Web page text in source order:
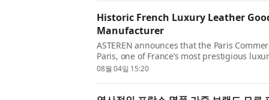
Historic French Luxury Leather
Manufacturer
ASTEREN announces that the Paris
Paris, one of France’s most prestigious
the French luxury ma...
08월 04일 15:20